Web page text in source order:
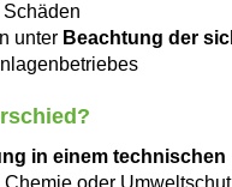
unter Beachtung der
in einem technischen